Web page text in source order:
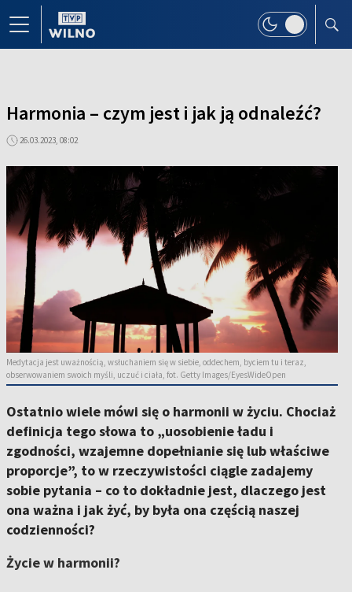
Harmonia – czym jest i jak ją odnaleźć?
26.03.2023, 08:02
Medytacja jest uważnością, wsłuchaniem się w siebie, oddechem, byciem tu i teraz,
obserwowaniem swoich myśli, uczuć i ciała, fot. Getty Images/EyesWideOpen
Ostatnio wiele mówi się o harmonii w życiu. Chociaż
definicja tego słowa to „uosobienie ładu i
zgodności, wzajemne dopełnianie się lub właściwe
proporcje”, to w rzeczywistości ciągle zadajemy
sobie pytania – co to dokładnie jest, dlaczego jest
ona ważna i jak żyć, by była ona częścią naszej
codzienności?
Życie w harmonii?